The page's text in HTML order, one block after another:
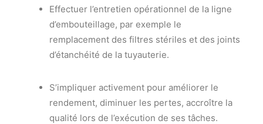
Effectuer l’entretien opérationnel de la ligne
d’embouteillage, par exemple le
remplacement des filtres stériles et des joints
d’étanchéité de la tuyauterie.
S’impliquer activement pour améliorer le
rendement, diminuer les pertes, accroître la
qualité lors de l’exécution de ses tâches.